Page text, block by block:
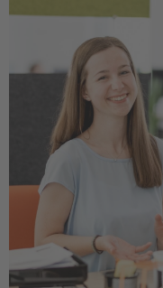
AMERICA
Brasil
Português
United States
English
ASIA/PACIFIC